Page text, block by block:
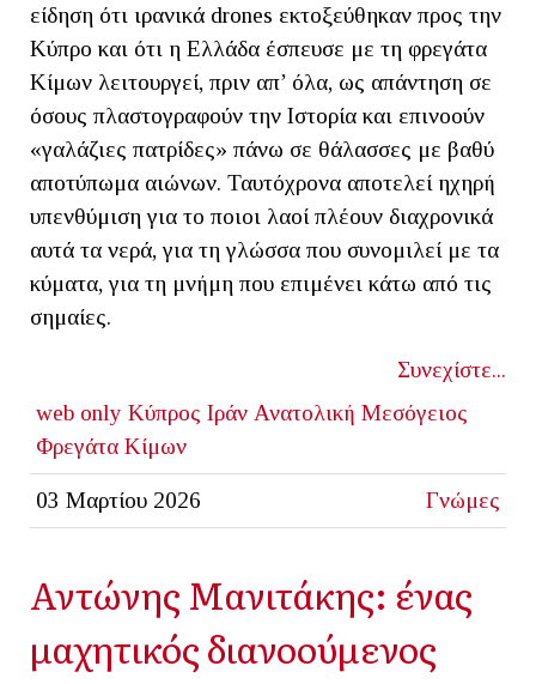
είδηση ότι ιρανικά drones εκτοξεύθηκαν προς την
Κύπρο και ότι η Ελλάδα έσπευσε με τη φρεγάτα
Κίμων λειτουργεί, πριν απ’ όλα, ως απάντηση σε
όσους πλαστογραφούν την Ιστορία και επινοούν
«γαλάζιες πατρίδες» πάνω σε θάλασσες με βαθύ
αποτύπωμα αιώνων. Ταυτόχρονα αποτελεί ηχηρή
υπενθύμιση για το ποιοι λαοί πλέουν διαχρονικά
αυτά τα νερά, για τη γλώσσα που συνομιλεί με τα
κύματα, για τη μνήμη που επιμένει κάτω από τις
σημαίες.
Συνεχίστε...
web only Κύπρος Ιράν Ανατολική Μεσόγειος
Φρεγάτα Κίμων
03 Μαρτίου 2026 Γνώμες
Αντώνης Μανιτάκης: ένας
μαχητικός διανοούμενος